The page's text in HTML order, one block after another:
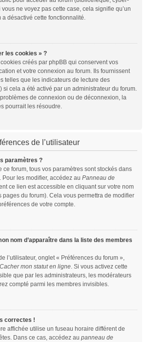
ne voyez pas cette case, cela signifie qu’un
désactivé cette fonctionnalité.
les cookies » ?
créés par phpBB qui conservent vos
et votre connexion au forum. Ils fournissent
telles que les indicateurs de lecture des
si cela a été activé par un administrateur du forum.
de connexion ou de déconnexion, la
pourrait les résoudre.
de l’utilisateur
paramètres ?
ce forum, tous vos paramètres sont stockés dans
les modifier, accédez au Panneau de
ce lien est accessible en cliquant sur votre nom
pages du forum). Cela vous permettra de modifier
de votre compte.
nom d’apparaître dans la liste des membres
l’utilisateur, onglet « Préférences du forum »,
Cacher mon statut en ligne. Si vous activez cette
que par les administrateurs, les modérateurs
compté parmi les membres invisibles.
correctes !
affichée utilise un fuseau horaire différent de
Dans ce cas, accédez au panneau de